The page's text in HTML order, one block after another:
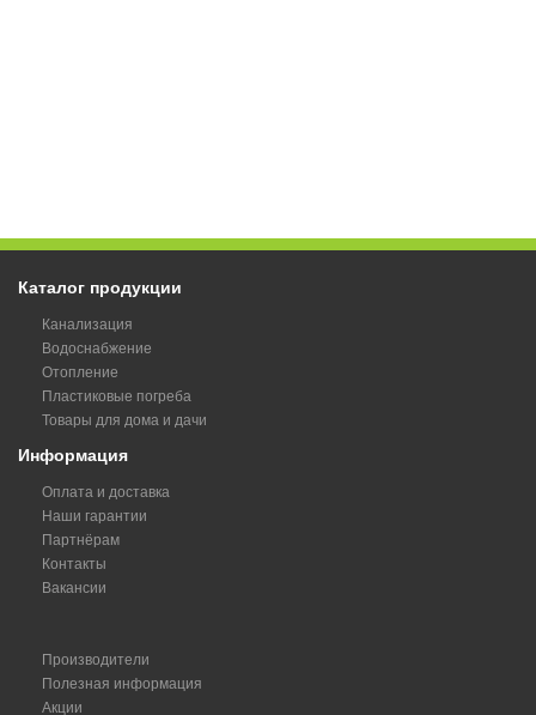
Каталог продукции
Канализация
Водоснабжение
Отопление
Пластиковые погреба
Товары для дома и дачи
Информация
Оплата и доставка
Наши гарантии
Партнёрам
Контакты
Вакансии
Производители
Полезная информация
Акции